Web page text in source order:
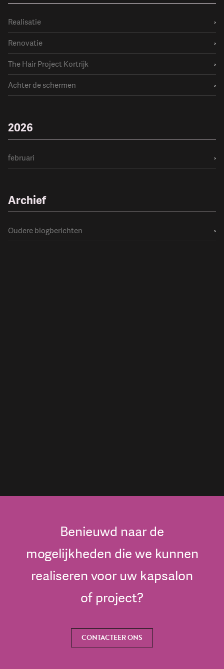
Realisatie
›
Renovatie
›
The Hair Project Kortrijk
›
Achter de schermen
›
2026
februari ›
Archief
Oudere blogberichten ›
Benieuwd naar de
mogelijkheden die we kunnen
realiseren voor uw kapsalon
of project?
CONTACTEER ONS